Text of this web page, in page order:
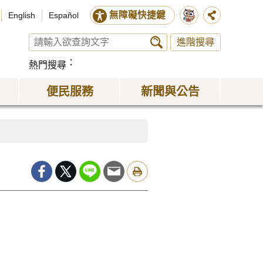
English Español 無障礙快捷鍵
進階搜尋
熱門搜尋
便民服務 新聞與公告